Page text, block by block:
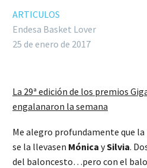
ARTICULOS
Endesa Basket Lover
25 de enero de 2017
La 29ª edición de los premios
engalanaron la semana
Me alegro profundamente que
se la llevasen Mónica ySilvia.
del baloncesto…pero con el